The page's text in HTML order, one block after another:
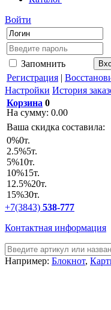
Войти
Запомнить
Регистрация |
Настройки История
Корзина 0
На сумму: 0.00
Ваша скидка составила:
0%0т.
2.5%5т.
5%10т.
10%15т.
12.5%20т.
15%30т.
+7(3843) 538-777
Контактная информация
Например: Блокнот,